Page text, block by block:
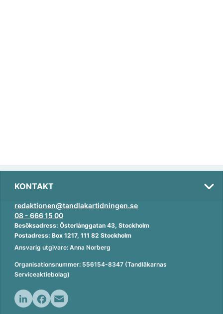
KONTAKT
redaktionen@tandlakartidningen.se
08 - 666 15 00
Besöksadress: Österlånggatan 43, Stockholm
Postadress: Box 1217, 111 82 Stockholm
Ansvarig utgivare: Anna Norberg
Organisationsnummer: 556154-8347 (Tandläkarnas
Serviceaktiebolag)